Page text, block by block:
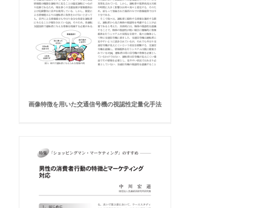
画像特徴を用いた交通信号機の視認性定量化手法